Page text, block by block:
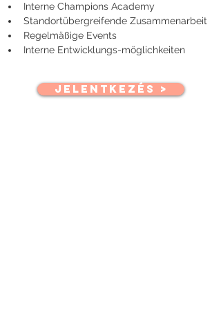
Interne Champions Academy
Standortübergreifende Zusammenarbeit
Regelmäßige Events
Interne Entwicklungs-möglichkeiten
JELENTKEZÉS >